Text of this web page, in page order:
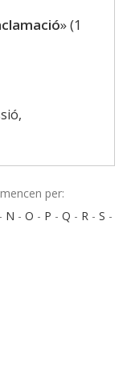
» (1
per:
- N - O - P - Q - R - S -